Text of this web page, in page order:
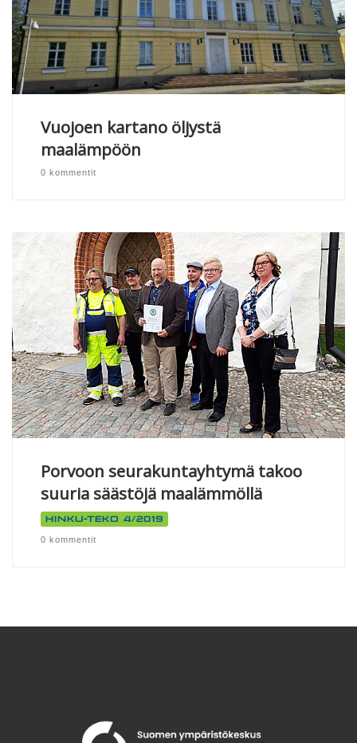
Vuojoen kartano öljystä
maalämpöön
0 kommentit
Porvoon seurakuntayhtymä takoo
suuria säästöjä maalämmöllä
Hinku-teko 4/2019
0 kommentit